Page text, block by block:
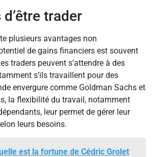
trader
plusieurs avantages non
de gains financiers est souvent
traders peuvent s’attendre à des
s’ils travaillent pour des
envergure comme Goldman Sachs et
la flexibilité du travail, notamment
leur permet de gérer leur
leurs besoins.
est la fortune de Cédric Grolet